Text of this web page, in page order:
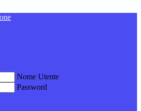
Nome Utente
Password